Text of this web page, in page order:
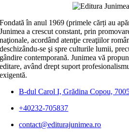
Fondată în anul 1969 (primele cărți au
Junimea a crescut constant, prin
naţionale, acordând atenţie creaţiilor
deschizându-se şi spre culturile lumii,
gândire contemporană. Junimea vă
editare, având drept suport
exigentă.
B-dul Carol I, Grădina Copou,
+40232-705837
contact@editurajunimea.ro